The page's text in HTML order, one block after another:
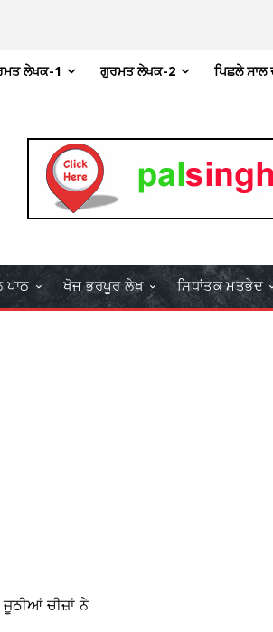
ਲੇਖਕ-1 ਗੁਰਮਤ ਲੇਖਕ-2 ਪਿਛਲੇ ਸਾਲ
ਪਾਠ ਖੋਜ ਭਰਪੂਰ ਲੇਖ ਸਿਧਾਂਤਕ ਮਤਭੇਦ
ਚੀਜ਼ਾਂ ਨੇ